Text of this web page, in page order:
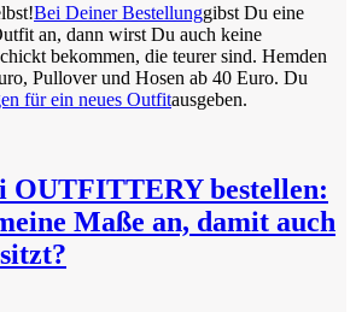
Bei Deiner Bestellunggibst Du eine
an, dann wirst Du auch keine
bekommen, die teurer sind. Hemden
Pullover und Hosen ab 40 Euro. Du
für ein neues Outfitausgeben.
OUTFITTERY bestellen:
Maße an, damit auch